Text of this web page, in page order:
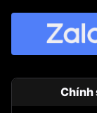
Chính